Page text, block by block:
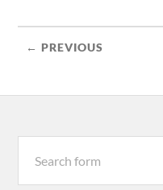
← PREVIOUS